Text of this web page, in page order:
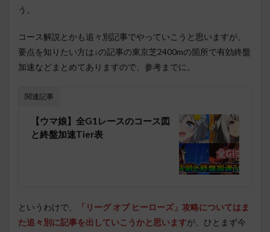
う。
コース解説とかも追々別記事でやっていこうと思いますが、
要点を知りたい方は↓の記事の東京芝2400mの箇所で有効終盤
加速などまとめてありますので、参考までに。
関連記事
【ウマ娘】全G1レースのコース図
と終盤加速Tier表
というわけで、
「リーグ オブ ヒーローズ」攻略についてはま
た追々別に記事を出していこうかと思いますが、ひとまず今